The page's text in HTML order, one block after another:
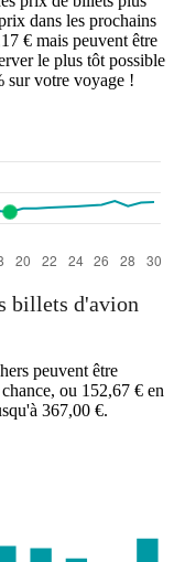
dans les prochains
€ mais peuvent être
le plus tôt possible
sur votre voyage !
billets d'avion
peuvent être
ou 152,67 € en
367,00 €.